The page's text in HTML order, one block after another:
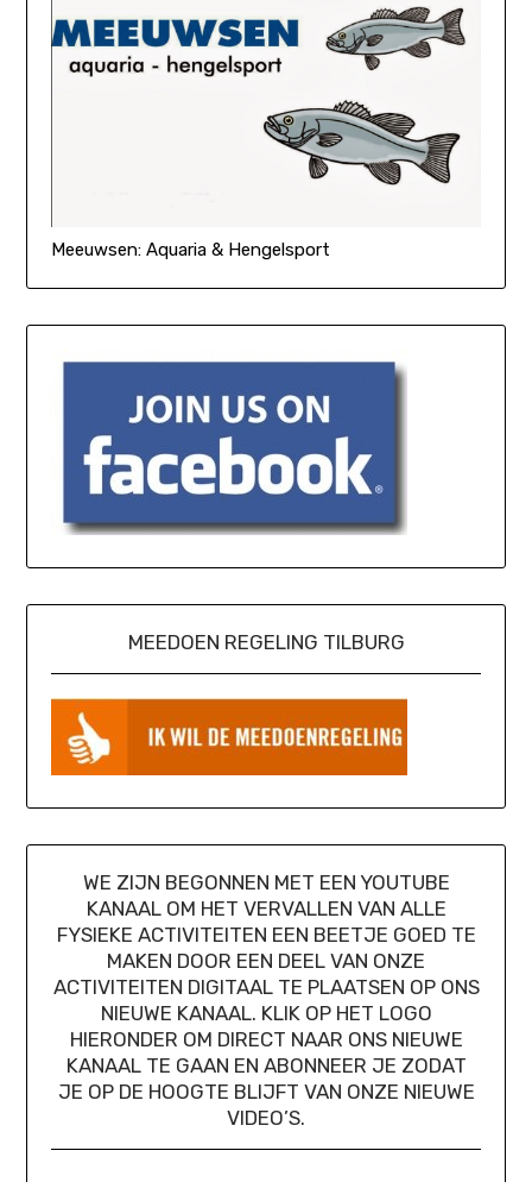
Meeuwsen: Aquaria & Hengelsport
MEEDOEN REGELING TILBURG
WE ZIJN BEGONNEN MET EEN YOUTUBE
KANAAL OM HET VERVALLEN VAN ALLE
FYSIEKE ACTIVITEITEN EEN BEETJE GOED TE
MAKEN DOOR EEN DEEL VAN ONZE
ACTIVITEITEN DIGITAAL TE PLAATSEN OP ONS
NIEUWE KANAAL. KLIK OP HET LOGO
HIERONDER OM DIRECT NAAR ONS NIEUWE
KANAAL TE GAAN EN ABONNEER JE ZODAT
JE OP DE HOOGTE BLIJFT VAN ONZE NIEUWE
VIDEO’S.